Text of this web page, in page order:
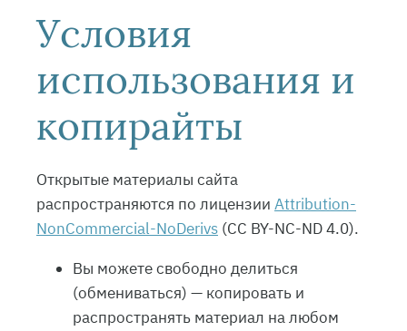
Условия
использования и
копирайты
Открытые материалы сайта
распространяются по лицензии Attribution-
NonCommercial-NoDerivs (CC BY-NC-ND 4.0).
Вы можете свободно делиться
(обмениваться) — копировать и
распространять материал на любом